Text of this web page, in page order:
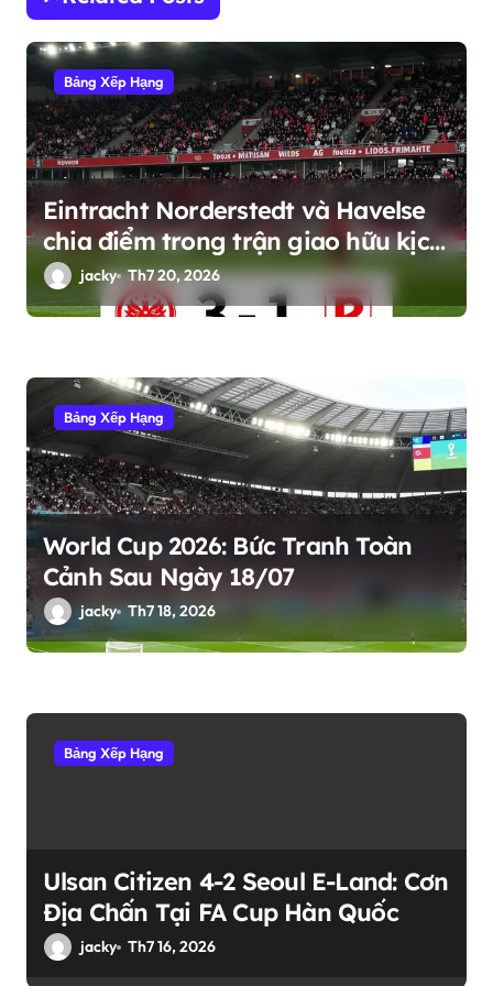
à
v
i
ế
t
Bảng Xếp Hạng
Eintracht Norderstedt và Havelse
chia điểm trong trận giao hữu kịch
tínhjacky Th7 20, 2026
Bảng Xếp Hạng
World Cup 2026: Bức Tranh Toàn
Cảnh Sau Ngày 18/07
jacky Th7 18, 2026
Bảng Xếp Hạng
Ulsan Citizen 4-2 Seoul E-Land: Cơn
Địa Chấn Tại FA Cup Hàn Quốc
jacky Th7 16, 2026